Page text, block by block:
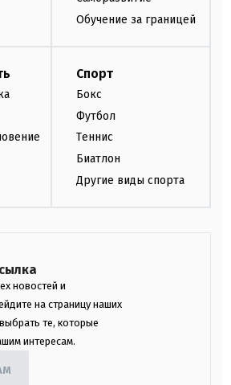
Обучение за границей
Спорт
Бокс
Футбол
Теннис
Биатлон
Другие виды спорта
новостей и
на страницу наших
те, которые
интересам.